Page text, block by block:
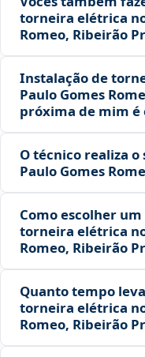
torneira elétrica
Romeo, Ribeirão
Instalação de
Paulo Gomes
próxima de mim é
O técnico realiza
Paulo Gomes
Como escolher
torneira elétrica
Romeo, Ribeirão
Quanto tempo
torneira elétrica
Romeo, Ribeirão